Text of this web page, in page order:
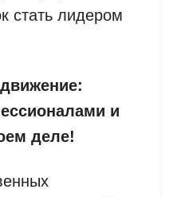
стать лидером
и
деле!